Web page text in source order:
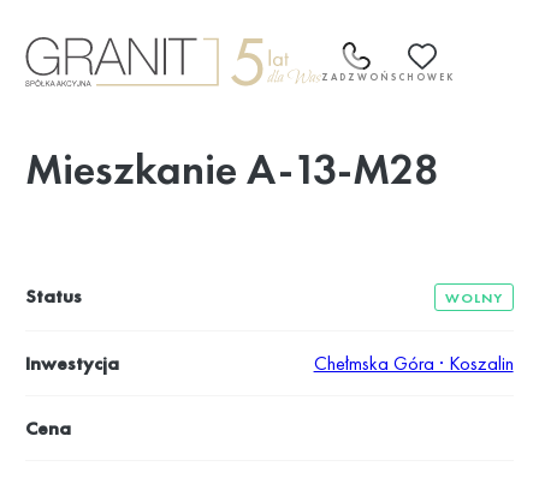
do
treści
ZADZWOŃ SCHOWEK
Mieszkanie A-13-M28
Status WOLNY
Inwestycja Chełmska Góra · Koszalin
Cena